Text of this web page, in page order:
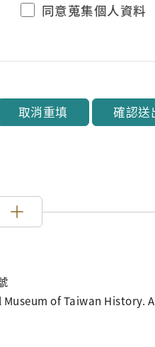
同意蒐集個人資料
取消重填 確認送
of Taiwan History.